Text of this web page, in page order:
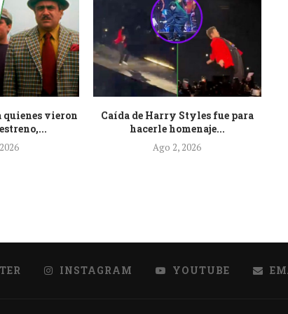
quienes vieron
Caída de Harry Styles fue para
hacerle homenaje...
Ago 2, 2026
INSTAGRAM YOUTUBE